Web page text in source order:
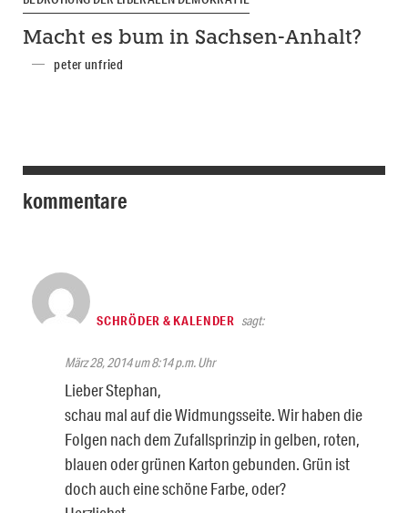
Macht es bum in Sachsen-Anhalt?
peter unfried
kommentare
SCHRÖDER & KALENDER sagt:
März 28, 2014 um 8:14 p.m. Uhr
Lieber Stephan,
schau mal auf die Widmungsseite. Wir haben die
Folgen nach dem Zufallsprinzip in gelben, roten,
blauen oder grünen Karton gebunden. Grün ist
doch auch eine schöne Farbe, oder?